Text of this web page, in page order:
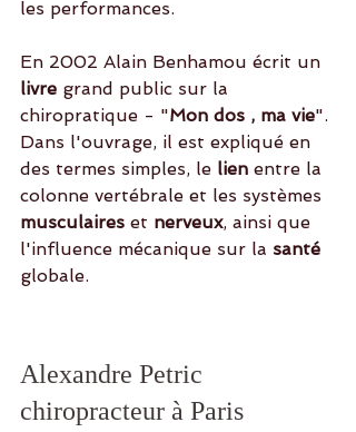
les performances.
En 2002 Alain Benhamou écrit un
livre grand public sur la
chiropratique - "Mon dos , ma vie".
Dans l'ouvrage, il est expliqué en
des termes simples, le lien entre la
colonne vertébrale et les systèmes
musculaires et nerveux, ainsi que
l'influence mécanique sur la santé
globale.
Alexandre Petric
chiropracteur à Paris